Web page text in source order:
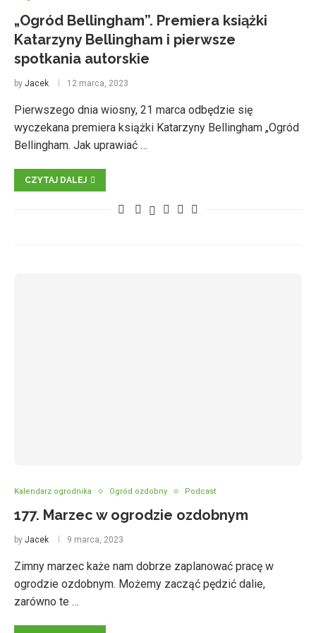
„Ogród Bellingham”. Premiera książki
Katarzyny Bellingham i pierwsze
spotkania autorskie
by Jacek 12 marca, 2023
Pierwszego dnia wiosny, 21 marca odbędzie się
wyczekana premiera książki Katarzyny Bellingham „Ogród
Bellingham. Jak uprawiać …
CZYTAJ DALEJ
Kalendarz ogrodnika Ogród ozdobny Podcast
177. Marzec w ogrodzie ozdobnym
by Jacek 9 marca, 2023
Zimny marzec każe nam dobrze zaplanować pracę w
ogrodzie ozdobnym. Możemy zacząć pędzić dalie,
zarówno te …